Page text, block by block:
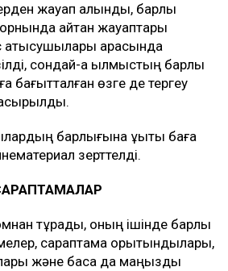
жауап алынды, барлық
орнында айтқан жауаптары
қатысушылары арасында
сондай-ақ қылмыстың барлық
бағытталған өзге де тергеу
асырылды.
барлығына құқықтық баға
зерттелді.
тұрады, оның ішінде барлық
сараптама қорытындылары,
және басқа да маңызды